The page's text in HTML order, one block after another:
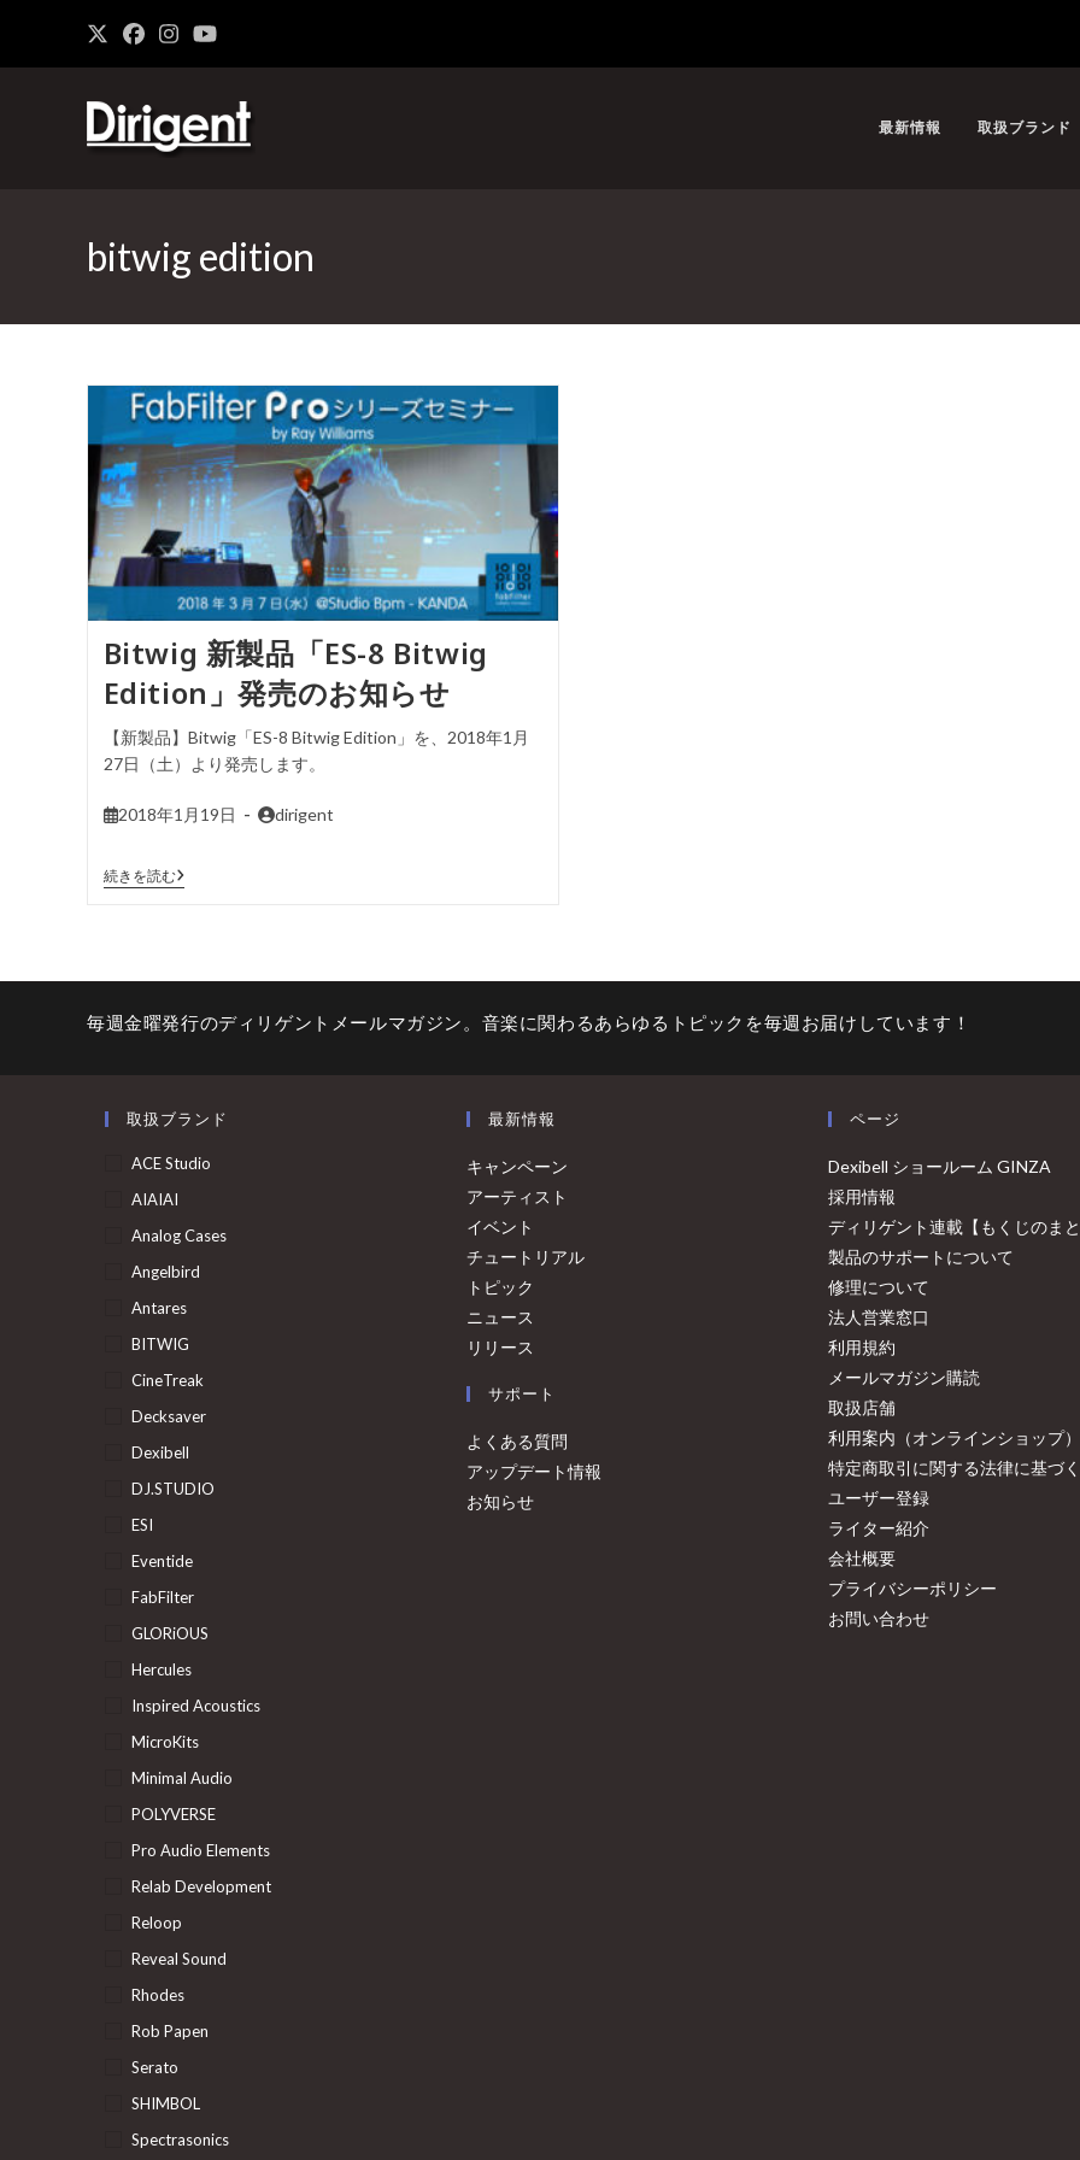
最新情報 取扱ブランド
bitwig edition
Bitwig 新製品「ES-8 Bitwig
Edition」発売のお知らせ
【新製品】Bitwig「ES-8 Bitwig Edition」を、2018年1月
27日（土）より発売します。
2018年1月19日 dirigent
続きを読む
毎週金曜発行のディリゲントメールマガジン。音楽に関わるあらゆるトピックを毎週お届けしています！
取扱ブランド
ACE Studio
AIAIAI
Analog Cases
Angelbird
Antares
BITWIG
CineTreak
Decksaver
Dexibell
DJ.STUDIO
ESI
Eventide
FabFilter
GLORiOUS
Hercules
Inspired Acoustics
MicroKits
Minimal Audio
POLYVERSE
Pro Audio Elements
Relab Development
Reloop
Reveal Sound
Rhodes
Rob Papen
Serato
SHIMBOL
Spectrasonics
最新情報
キャンペーン
アーティスト
イベント
チュートリアル
トピック
ニュース
リリース
サポート
よくある質問
アップデート情報
お知らせ
ページ
Dexibell ショールーム GINZA
採用情報
ディリゲント連載【もくじのまと
製品のサポートについて
修理について
法人営業窓口
利用規約
メールマガジン購読
取扱店舗
利用案内（オンラインショップ）
特定商取引に関する法律に基づ
ユーザー登録
ライター紹介
会社概要
プライバシーポリシー
お問い合わせ